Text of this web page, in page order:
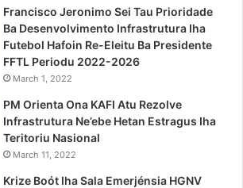
Francisco Jeronimo Sei Tau Prioridade
Ba Desenvolvimento Infrastrutura Iha
Futebol Hafoin Re-Eleitu Ba Presidente
FFTL Periodu 2022-2026
March 1, 2022
PM Orienta Ona KAFI Atu Rezolve
Infrastrutura Ne’ebe Hetan Estragus Iha
Teritoriu Nasional
March 11, 2022
Krize Boót Iha Sala Emerjénsia HGNV